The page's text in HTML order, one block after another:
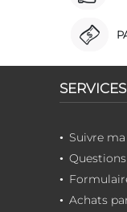
Suivre
Achats